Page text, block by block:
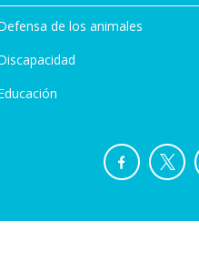
de los animales